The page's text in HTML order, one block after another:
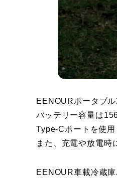
EENOURポータブ
バッテリー容量は
Type-Cポートを使
また、充電や放電時
EENOUR車載冷蔵